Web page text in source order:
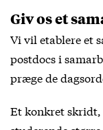
Giv os et
Vi vil etablere et
postdocs i
præge de
Et konkret